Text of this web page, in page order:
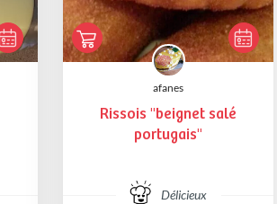
afanes
Rissois "beignet salé
portugais"
Délicieux